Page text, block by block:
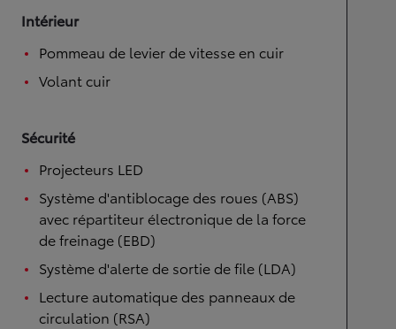
Intérieur
Pommeau de levier de vitesse en cuir
Volant cuir
Sécurité
Projecteurs LED
Système d'antiblocage des roues (ABS)
avec répartiteur électronique de la force
de freinage (EBD)
Système d'alerte de sortie de file (LDA)
Lecture automatique des panneaux de
circulation (RSA)